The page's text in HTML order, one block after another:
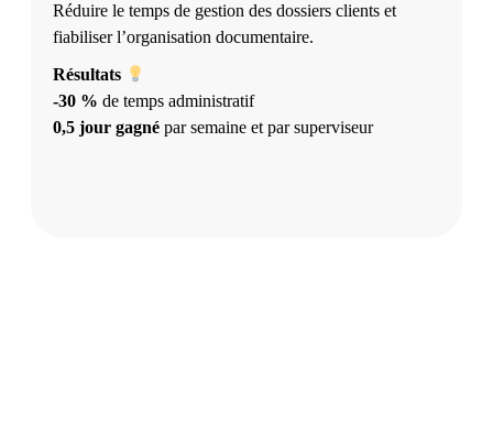
Réduire le temps de gestion des dossiers clients et
fiabiliser l’organisation documentaire.
Résultats
-30 % de temps administratif
0,5 jour gagné par semaine et par superviseur